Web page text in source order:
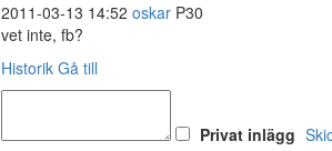
2011-03-13 14:52 oskar P30
vet inte, fb?
Historik Gå till
Privat inlägg